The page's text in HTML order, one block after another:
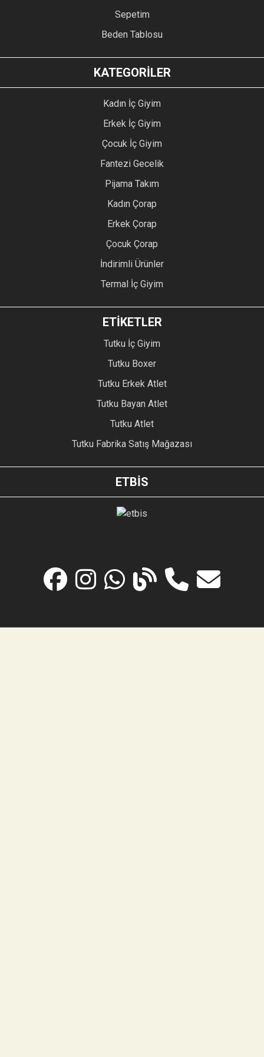
Sepetim
Beden Tablosu
KATEGORİLER
Kadın İç Giyim
Erkek İç Giyim
Çocuk İç Giyim
Fantezi Gecelik
Pijama Takım
Kadın Çorap
Erkek Çorap
Çocuk Çorap
İndirimli Ürünler
Termal İç Giyim
ETİKETLER
Tutku İç Giyim
Tutku Boxer
Tutku Erkek Atlet
Tutku Bayan Atlet
Tutku Atlet
Tutku Fabrika Satış Mağazası
ETBİS